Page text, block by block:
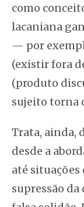
como
lacaniana
— por
(existir fora
(produto
sujeito torna
Trata, ainda,
desde a
até situações
supressão